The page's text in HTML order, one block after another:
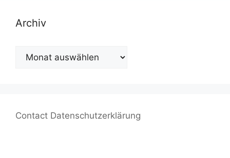
Archiv
Archiv
Contact Datenschutzerklärung